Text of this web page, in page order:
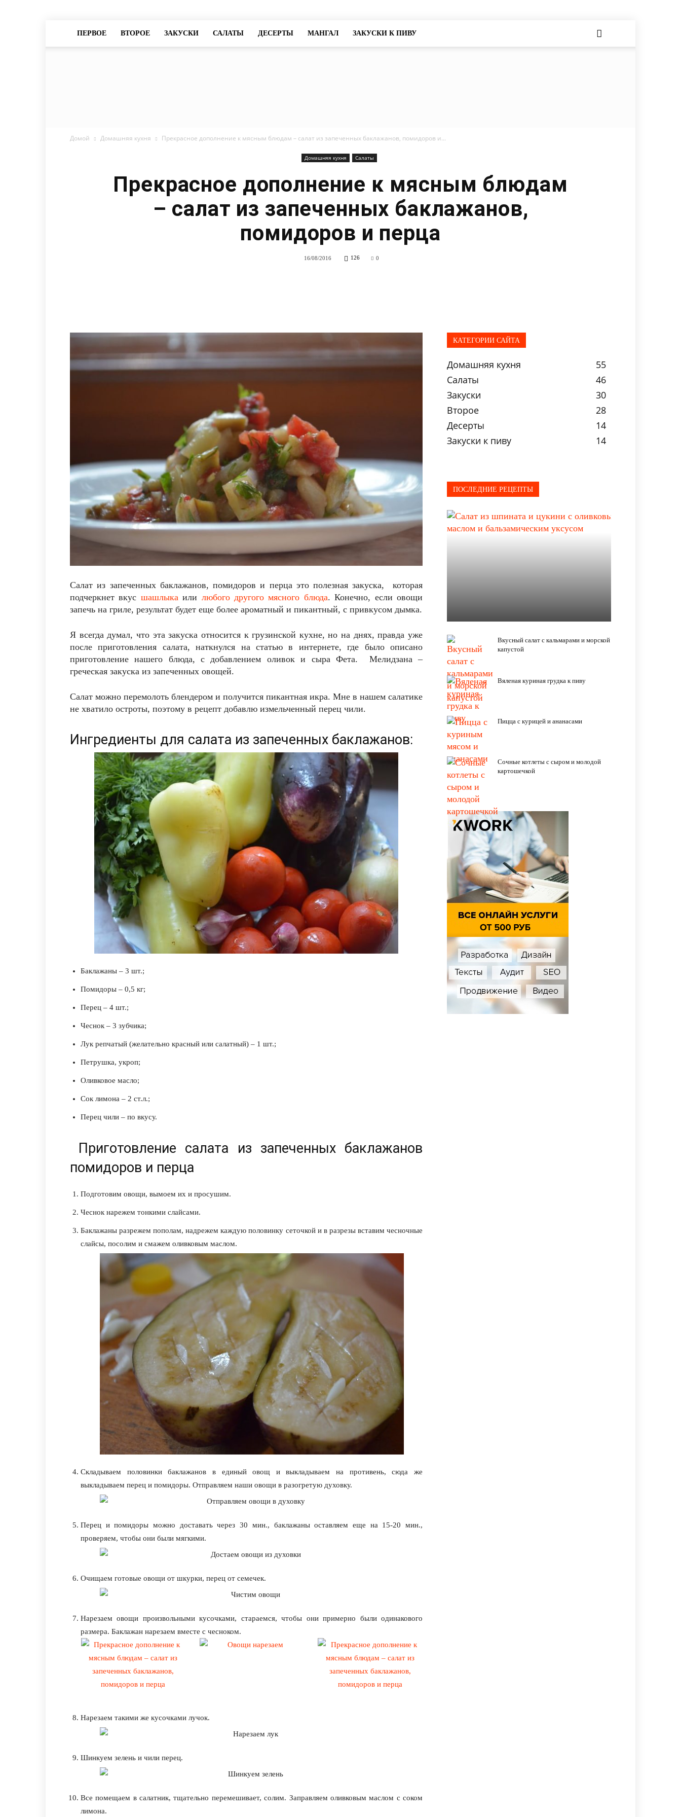
ПЕРВОЕ ВТОРОЕ ЗАКУСКИ САЛАТЫ ДЕСЕРТЫ МАНГАЛ ЗАКУСКИ К ПИВУ
Домой Домашняя кухня Прекрасное дополнение к мясным блюдам – салат из запеченных баклажанов, помидоров и...
Домашняя кухня Салаты
Прекрасное дополнение к мясным блюдам
– салат из запеченных баклажанов,
помидоров и перца
16/08/2016 126 0
Салат из запеченных баклажанов, помидоров и перца это полезная закуска, которая
подчеркнет вкус шашлыкаили любого другого мясного блюда. Конечно, если овощи
запечь на гриле, результат будет еще более ароматный и пикантный, с привкусом дымка.
Я всегда думал, что эта закуска относится к грузинской кухне, но на днях, правда уже
после приготовления салата, наткнулся на статью в интернете, где было описано
приготовление нашего блюда, с добавлением оливок и сыра Фета. Мелидзана –
греческая закуска из запеченных овощей.
Салат можно перемолоть блендером и получится пикантная икра. Мне в нашем салатике
не хватило остроты, поэтому в рецепт добавлю измельченный перец чили.
Ингредиенты для салата из запеченных баклажанов:
Баклажаны – 3 шт.;
Помидоры – 0,5 кг;
Перец – 4 шт.;
Чеснок – 3 зубчика;
Лук репчатый (желательно красный или салатный) – 1 шт.;
Петрушка, укроп;
Оливковое масло;
Сок лимона – 2 ст.л.;
Перец чили – по вкусу.
Приготовление салата из запеченных баклажанов
помидоров и перца
Подготовим овощи, вымоем их и просушим.
Чеснок нарежем тонкими слайсами.
Баклажаны разрежем пополам, надрежем каждую половинку сеточкой и в разрезы вставим чесночные
слайсы, посолим и смажем оливковым маслом.
Складываем половинки баклажанов в единый овощ и выкладываем на противень, сюда же
выкладываем перец и помидоры. Отправляем наши овощи в разогретую духовку.
Перец и помидоры можно доставать через 30 мин., баклажаны оставляем еще на 15-20 мин.,
проверяем, чтобы они были мягкими.
Очищаем готовые овощи от шкурки, перец от семечек.
Нарезаем овощи произвольными кусочками, стараемся, чтобы они примерно были одинакового
размера. Баклажан нарезаем вместе с чесноком.
Нарезаем такими же кусочками лучок.
Шинкуем зелень и чили перец.
Все помещаем в салатник, тщательно перемешивает, солим. Заправляем оливковым маслом с соком
лимона.
КАТЕГОРИИ САЙТА
Домашняя кухня
55
Салаты
46
Закуски
30
Второе
28
Десерты
14
Закуски к пиву
14
ПОСЛЕДНИЕ РЕЦЕПТЫ
Вкусный салат с кальмарами и морской
капустой
Вяленая куриная грудка к пиву
Пицца с курицей и ананасами
Сочные котлеты с сыром и молодой
картошечкой